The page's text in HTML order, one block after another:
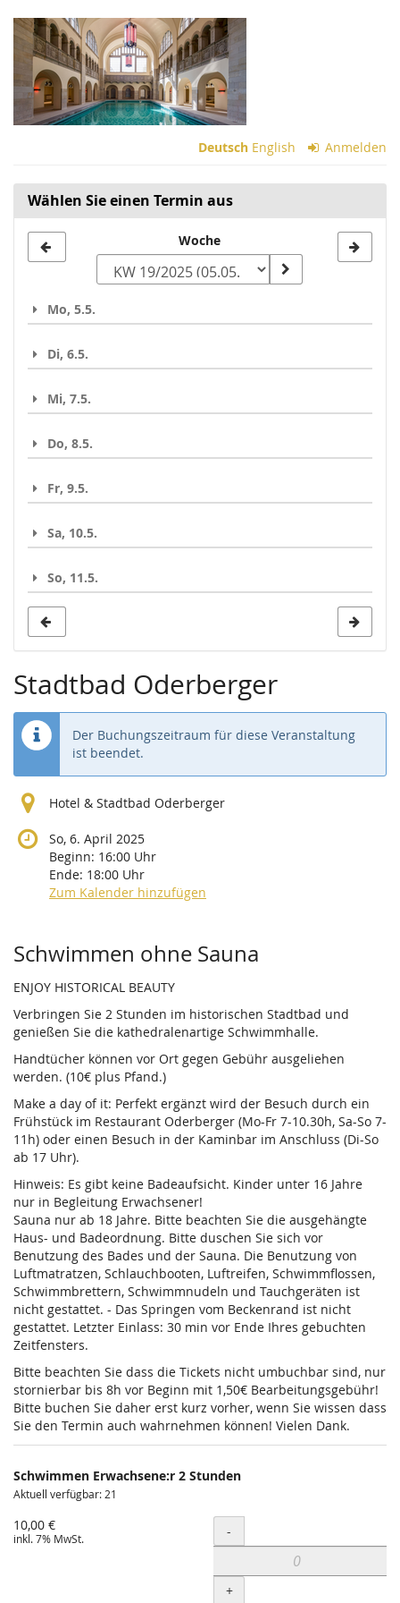
Zum
Haupt-
Inhalt
springen
Deutsch English Anmelden
Wählen Sie einen Termin aus
zur
auswählen
Woche
Mo, 5.5.
Di, 6.5.
Mi, 7.5.
Do, 8.5.
Fr, 9.5.
Sa, 10.5.
So, 11.5.
Stadtbad Oderberger
Der Buchungszeitraum für diese Veranstaltung
ist beendet.
Hotel & Stadtbad Oderberger
So, 6. April 2025
Beginn: 16:00 Uhr
Ende: 18:00 Uhr
Zum Kalender hinzufügen
Produkte
Schwimmen ohne Sauna
ENJOY HISTORICAL BEAUTY
Verbringen Sie 2 Stunden im historischen Stadtbad und
genießen Sie die kathedralenartige Schwimmhalle.
Handtücher können vor Ort gegen Gebühr ausgeliehen
werden. (10€ plus Pfand.)
Make a day of it: Perfekt ergänzt wird der Besuch durch ein
Frühstück im Restaurant Oderberger (Mo-Fr 7-10.30h, Sa-So 7-
11h) oder einen Besuch in der Kaminbar im Anschluss (Di-So
ab 17 Uhr).
Hinweis: Es gibt keine Badeaufsicht. Kinder unter 16 Jahre
nur in Begleitung Erwachsener!
Sauna nur ab 18 Jahre. Bitte beachten Sie die ausgehängte
Haus- und Badeordnung. Bitte duschen Sie sich vor
Benutzung des Bades und der Sauna. Die Benutzung von
Luftmatratzen, Schlauchbooten, Luftreifen, Schwimmflossen,
Schwimmbrettern, Schwimmnudeln und Tauchgeräten ist
nicht gestattet. - Das Springen vom Beckenrand ist nicht
gestattet. Letzter Einlass: 30 min vor Ende Ihres gebuchten
Zeitfensters.
Bitte beachten Sie dass die Tickets nicht umbuchbar sind, nur
stornierbar bis 8h vor Beginn mit 1,50€ Bearbeitungsgebühr!
Bitte buchen Sie daher erst kurz vorher, wenn Sie wissen dass
Sie den Termin auch wahrnehmen können! Vielen Dank.
Schwimmen Erwachsene:r 2 Stunden
Aktuell verfügbar: 21
10,00 €
inkl. 7% MwSt. Menge
-
+